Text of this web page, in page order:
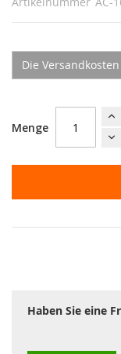
Die
Menge
Haben Sie eine